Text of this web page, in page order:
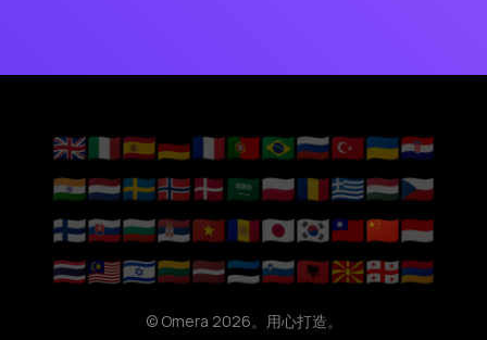
🇬🇧🇮🇹🇪🇸🇩🇪🇫🇷🇵🇹🇧🇷🇷🇺🇹🇷🇺🇦🇭🇷
🇮🇳🇳🇱🇸🇪🇳🇴🇩🇰🇸🇦🇵🇱🇷🇴🇬🇷🇭🇺🇨🇿
🇫🇮🇸🇰🇧🇬🇷🇸🇻🇳🇦🇩🇯🇵🇰🇷🇹🇼🇨🇳🇮🇩
🇹🇭🇲🇾🇮🇱🇱🇹🇱🇻🇪🇪🇸🇮🇦🇱🇲🇰🇬🇪🇦🇲
© Omera 2026。用心打造。